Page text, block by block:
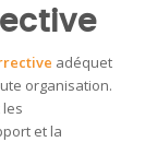
adéquet
organisation.
et la